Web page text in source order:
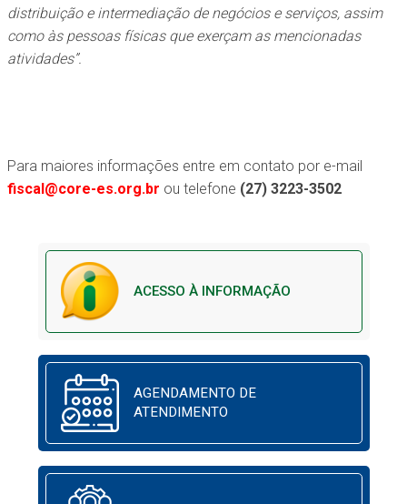
distribuição e intermediação de negócios e serviços, assim
como às pessoas físicas que exerçam as mencionadas
atividades”.
Para maiores informações entre em contato por e-mail
fiscal@core-es.org.br ou telefone (27) 3223-3502
ACESSO À INFORMAÇÃO
AGENDAMENTO DE
ATENDIMENTO